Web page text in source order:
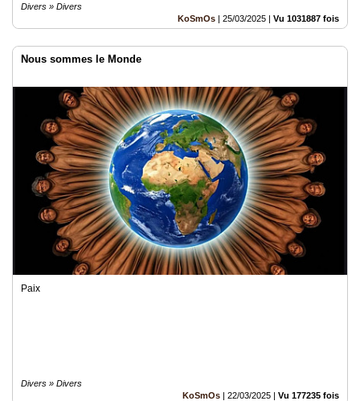
Divers » Divers
KoSmOs | 25/03/2025 | Vu 1031887 fois
Nous sommes le Monde
Paix
Divers » Divers
KoSmOs | 22/03/2025 | Vu 177235 fois